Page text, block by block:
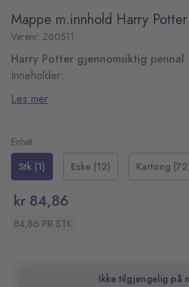
Mappe m.innhold Harry Potter
Varenr: 260511
Harry Potter gjennomsiktig pennal
Inneholder:
1 stk viskelær
3 stk tusjer
2 stk blyanter.
Les mer
Enhet
Stk (1)
Eske (12) Kartong
kr 84,86
84,86 PR STK
Ikke tilgjengelig på